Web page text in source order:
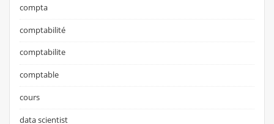
compta
comptabilité
comptabilite
comptable
cours
data scientist